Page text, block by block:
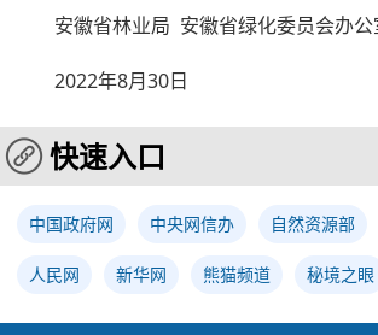
安徽省林业局 安徽省绿化委员会办公
2022年8月30日
快速入口
中国政府网 中央网信办 自然资源部
人民网 新华网 熊猫频道 秘境之眼